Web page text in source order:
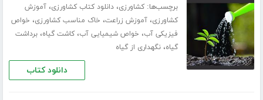
برچسب‌ها:کشاورزی،دانلود کتاب کشاورزی،آموزش
کشاورزی،آموزش زراعت، خاک مناسب کشاورزی، خواص
فیزیکی آب، خواص شیمیایی آب،کاشت گیاه،برداشت
گیاه،نگهداری از گیاه
دانلود کتاب